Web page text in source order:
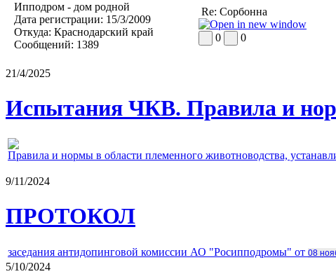
Ипподром - дом родной
Дата регистрации: 15/3/2009
Откуда: Краснодарский край
Сообщений: 1389
Re: Сорбонна
0 0
21/4/2025
Испытания ЧКВ. Правила и
Правила и нормы в области племенного животноводства,
9/11/2024
ПРОТОКОЛ
заседания антидопинговой комиссии АО "Росипподромы" от 08
5/10/2024